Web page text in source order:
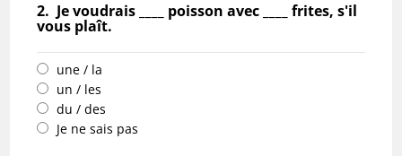
2. Je voudrais ____ poisson avec ____ frites, s'il
vous plaît.
une / la
un / les
du / des
Je ne sais pas